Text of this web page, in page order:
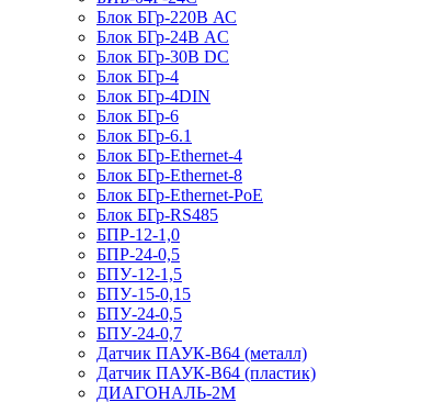
Блок БГр-220В АС
Блок БГр-24В AC
Блок БГр-30В DC
Блок БГр-4
Блок БГр-4DIN
Блок БГр-6
Блок БГр-6.1
Блок БГр-Ethernet-4
Блок БГр-Ethernet-8
Блок БГр-Ethernet-PoE
Блок БГр-RS485
БПР-12-1,0
БПР-24-0,5
БПУ-12-1,5
БПУ-15-0,15
БПУ-24-0,5
БПУ-24-0,7
Датчик ПАУК-В64 (металл)
Датчик ПАУК-В64 (пластик)
ДИАГОНАЛЬ-2М